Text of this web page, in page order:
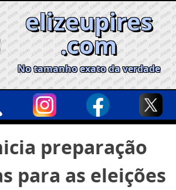
elizeupires
.com
No tamanho exato da verdade
preparação
para as eleições